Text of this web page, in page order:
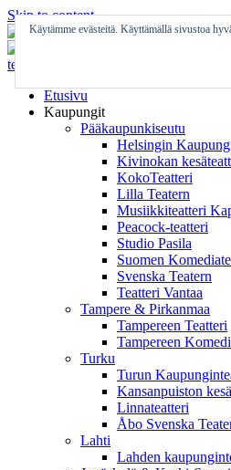
Skip to content
Etusivu
Kaupungit
Pääkaupunkiseutu
Helsingin
Kivinokan
KokoTeatteri
Lilla Teatern
Musiikkiteatteri
Peacock-teatteri
Studio Pasila
Suomen
Svenska Teatern
Teatteri Vantaa
Tampere & Pirkanmaa
Tampereen Teatteri
Tampereen
Turku
Turun
Kansanpuiston
Linnateatteri
Åbo Svenska
Lahti
Lahden
Käytämme evästeitä. Käyttämällä sivustoa